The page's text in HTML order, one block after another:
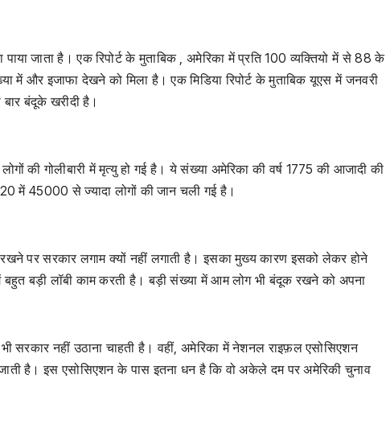
जाता है। एक रिपोर्ट के मुताबिक , अमेरिका में प्रति 100 व्यक्तियो में से 88 के
में और इजाफा देखने को मिला है। एक मिडिया रिपोर्ट के मुताबिक यूएस में जनवरी
बंदूके खरीदी है।
की गोलीबारी में मृत्यु हो गई है। ये संख्या अमेरिका की वर्ष 1775 की आजादी की
में 45000 से ज्यादा लोगों की जान चली गई है।
पर सरकार लगाम क्यों नहीं लगाती है। इसका मुख्य कारण इसको लेकर होने
बहुत बड़ी लॉबी काम करती है। बड़ी संख्या में आम लोग भी बंदूक रखने को अपना
सरकार नहीं उठाना चाहती है। वहीं, अमेरिका में नेशनल राइफ़ल एसोसिएशन
है। इस एसोसिएशन के पास इतना धन है कि वो अकेले दम पर अमेरिकी चुनाव